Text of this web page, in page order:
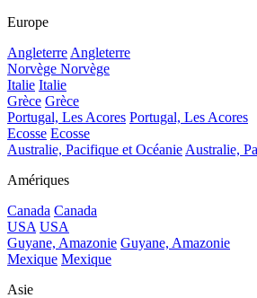
Europe
Angleterre Angleterre
Norvège Norvège
Italie Italie
Grèce Grèce
Portugal, Les Acores Portugal, Les Acores
Ecosse Ecosse
Australie, Pacifique et Océanie Australie,
Amériques
Canada Canada
USA USA
Guyane, Amazonie Guyane, Amazonie
Mexique Mexique
Asie